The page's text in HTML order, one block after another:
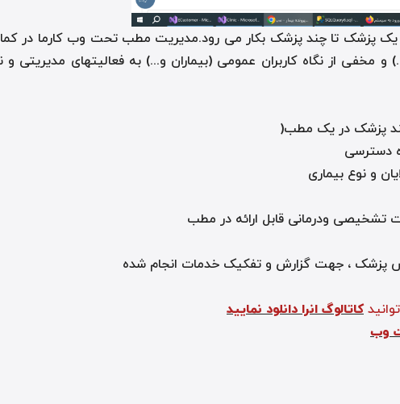
یک پزشک تا چند پزشک بکار می رود.مدیریت مطب تحت وب کارما
مخفی از نگاه کاربران عمومی (بیماران و...) به فعالیت­های مدیریتی
پزشک در یک مطب)
دسترسی
و نوع بیماری
تشخیصی ودرمانی قابل ارائه در مطب
پزشک ، جهت گزارش و تفکیک خدمات انجام شده
کاتالوگ انرا دانلود نمایید
وب